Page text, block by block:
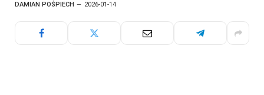
DAMIAN POŚPIECH 2026-01-14